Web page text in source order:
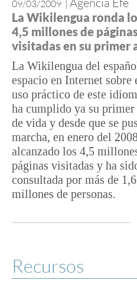
09/03/2009 |
La Wikilengua ronda
4,5 millones de
visitadas en su primer
La Wikilengua del
espacio en Internet sobre
uso práctico de este
ha cumplido ya su primer
de vida y desde que se
marcha, en enero del
alcanzado los 4,5
páginas visitadas y ha
consultada por más de 1,6
millones de personas.
Recursos